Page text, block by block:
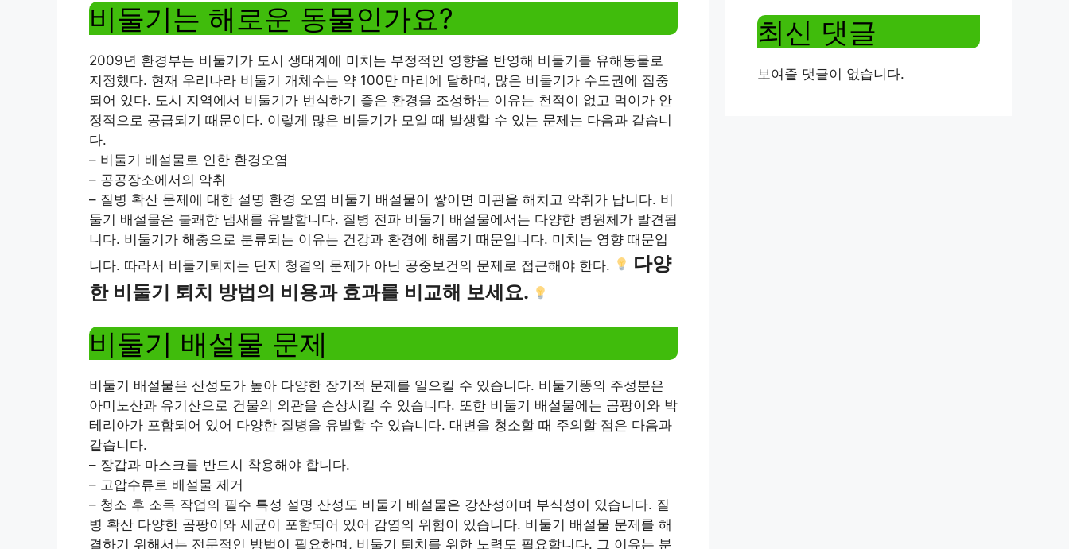
비둘기는 해로운 동물인가요?
2009년 환경부는 비둘기가 도시 생태계에 미치는 부정적인 영향을 반영해 비둘기를 유해동물로
지정했다. 현재 우리나라 비둘기 개체수는 약 100만 마리에 달하며, 많은 비둘기가 수도권에 집중
되어 있다. 도시 지역에서 비둘기가 번식하기 좋은 환경을 조성하는 이유는 천적이 없고 먹이가 안
정적으로 공급되기 때문이다. 이렇게 많은 비둘기가 모일 때 발생할 수 있는 문제는 다음과 같습니
다.
– 비둘기 배설물로 인한 환경오염
– 공공장소에서의 악취
– 질병 확산 문제에 대한 설명 환경 오염 비둘기 배설물이 쌓이면 미관을 해치고 악취가 납니다. 비
둘기 배설물은 불쾌한 냄새를 유발합니다. 질병 전파 비둘기 배설물에서는 다양한 병원체가 발견됩
니다. 비둘기가 해충으로 분류되는 이유는 건강과 환경에 해롭기 때문입니다. 미치는 영향 때문입
니다. 따라서 비둘기퇴치는 단지 청결의 문제가 아닌 공중보건의 문제로 접근해야 한다.
다양
한 비둘기 퇴치 방법의 비용과 효과를 비교해 보세요.
비둘기 배설물 문제
비둘기 배설물은 산성도가 높아 다양한 장기적 문제를 일으킬 수 있습니다. 비둘기똥의 주성분은
아미노산과 유기산으로 건물의 외관을 손상시킬 수 있습니다. 또한 비둘기 배설물에는 곰팡이와 박
테리아가 포함되어 있어 다양한 질병을 유발할 수 있습니다. 대변을 청소할 때 주의할 점은 다음과
같습니다.
– 장갑과 마스크를 반드시 착용해야 합니다.
– 고압수류로 배설물 제거
– 청소 후 소독 작업의 필수 특성 설명 산성도 비둘기 배설물은 강산성이며 부식성이 있습니다. 질
병 확산 다양한 곰팡이와 세균이 포함되어 있어 감염의 위험이 있습니다. 비둘기 배설물 문제를 해
결하기 위해서는 전문적인 방법이 필요하며, 비둘기 퇴치를 위한 노력도 필요합니다. 그 이유는 분
최신 댓글
보여줄 댓글이 없습니다.